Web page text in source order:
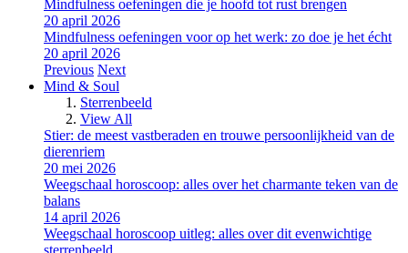
Mindfulness oefeningen die je hoofd tot rust brengen
20 april 2026
Mindfulness oefeningen voor op het werk: zo doe je het écht
20 april 2026
Previous Next
Mind & Soul
Sterrenbeeld
View All
Stier: de meest vastberaden en trouwe persoonlijkheid van de
dierenriem
20 mei 2026
Weegschaal horoscoop: alles over het charmante teken van de
balans
14 april 2026
Weegschaal horoscoop uitleg: alles over dit evenwichtige
sterrenbeeld